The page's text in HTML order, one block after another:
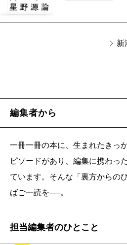
新
編集者から
一冊一冊の本に、生まれたきっ
ピソードがあり、編集に携わっ
ています。そんな「裏方からの
ばご一読を──。
担当編集者のひとこと